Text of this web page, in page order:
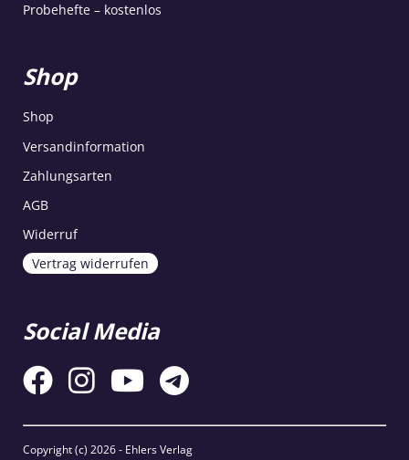
Probehefte – kostenlos
Shop
Shop
Versandinformation
Zahlungsarten
AGB
Widerruf
Vertrag widerrufen
Social Media
Copyright (c) 2026 - Ehlers Verlag